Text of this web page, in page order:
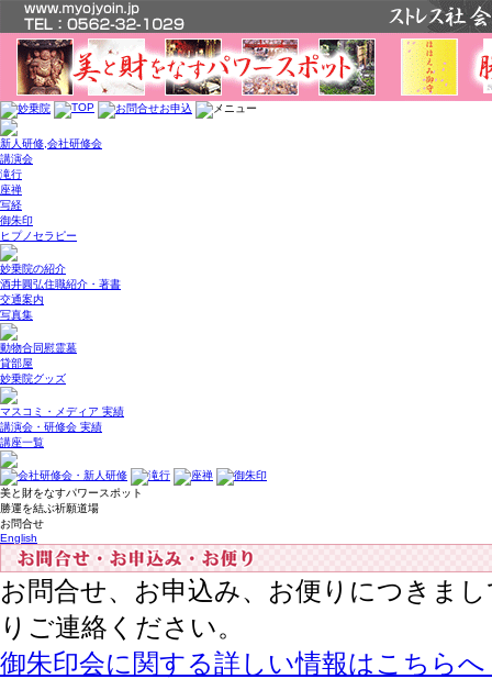
新人研修,会社研修会
講演会
滝行
座禅
写経
御朱印
ヒプノセラピー
妙乗院の紹介
酒井圓弘住職紹介・著書
交通案内
写真集
動物合同慰霊墓
貸部屋
妙乗院グッズ
マスコミ・メディア 実績
講演会・研修会 実績
講座一覧
美と財をなすパワースポット
勝運を結ぶ祈願道場
お問合せ
English
お問合せ、お申込み、お便りにつきま
りご連絡ください。
御朱印会に関する詳しい情報はこちらへ